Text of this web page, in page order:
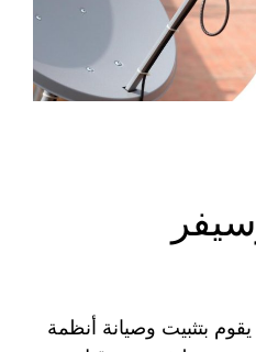
بتثبيت وصيانة أنظمة